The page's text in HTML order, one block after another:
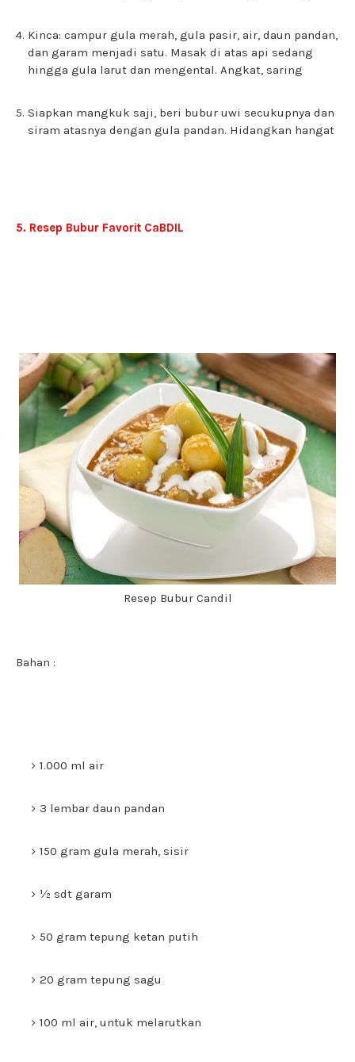
Kinca: campur gula merah, gula pasir, air, daun pandan,
dan garam menjadi satu. Masak di atas api sedang
hingga gula larut dan mengental. Angkat, saring
Siapkan mangkuk saji, beri bubur uwi secukupnya dan
siram atasnya dengan gula pandan. Hidangkan hangat
5. Resep Bubur Favorit CaBDIL
Resep Bubur Candil
Bahan :
1.000 ml air
3 lembar daun pandan
150 gram gula merah, sisir
½ sdt garam
50 gram tepung ketan putih
20 gram tepung sagu
100 ml air, untuk melarutkan